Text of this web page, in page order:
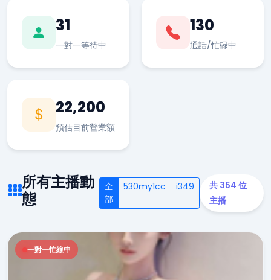
31
一對一等待中
130
通話/忙碌中
22,200
預估目前營業額
所有主播動
態
全
部
530my1cc i349
共 354 位
主播
一對一忙線中